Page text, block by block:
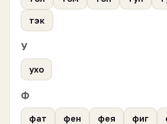
тэк
У
ухо
Ф
фат фен фея фиг